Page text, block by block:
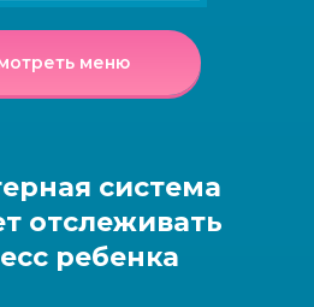
система
отслеживать
ребенка
меню